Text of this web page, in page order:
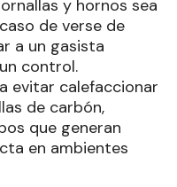
y hornos sea
de verse de
a un gasista
control.
evitar calefaccionar
de carbón,
que generan
en ambientes